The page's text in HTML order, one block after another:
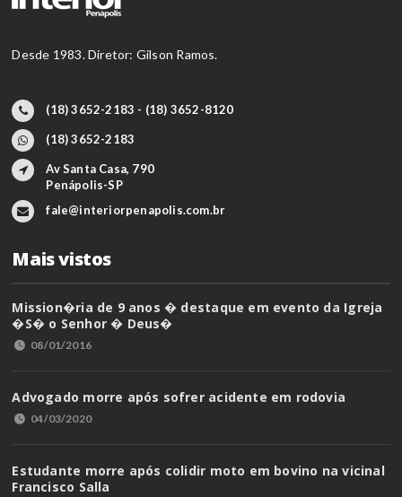
Desde 1983. Diretor: Gilson Ramos.
(18) 3652-2183 - (18) 3652-8120
(18) 3652-2183
Av Santa Casa, 790
Penápolis-SP
fale@interiorpenapolis.com.br
Mais vistos
Mission�ria de 9 anos � destaque em evento da Igreja
�S� o Senhor � Deus�
08/01/2016
Advogado morre após sofrer acidente em rodovia
04/03/2020
Estudante morre após colidir moto em bovino na vicinal
Francisco Salla